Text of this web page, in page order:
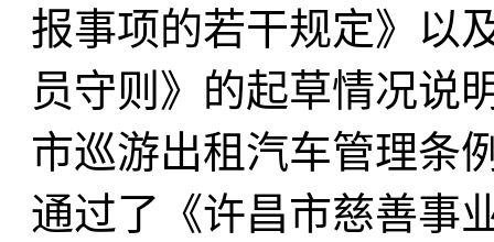
报事项的若干规定》以
员守则》的起草情况说
市巡游出租汽车管理条
通过了《许昌市慈善事